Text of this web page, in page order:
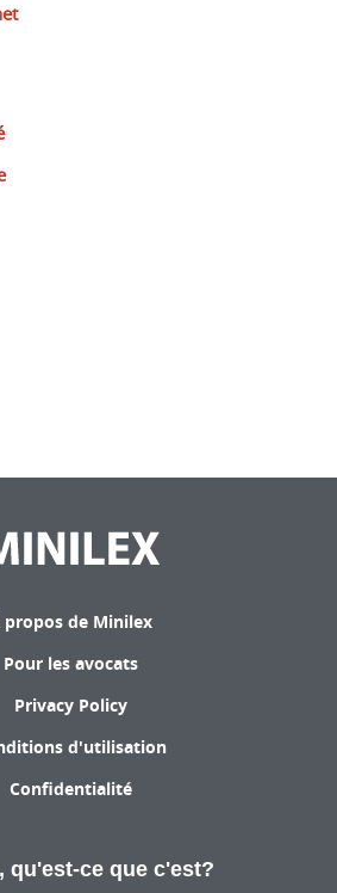
propos de Minilex
Pour les avocats
Privacy Policy
d'utilisation
Confidentialité
qu'est-ce que c'est?